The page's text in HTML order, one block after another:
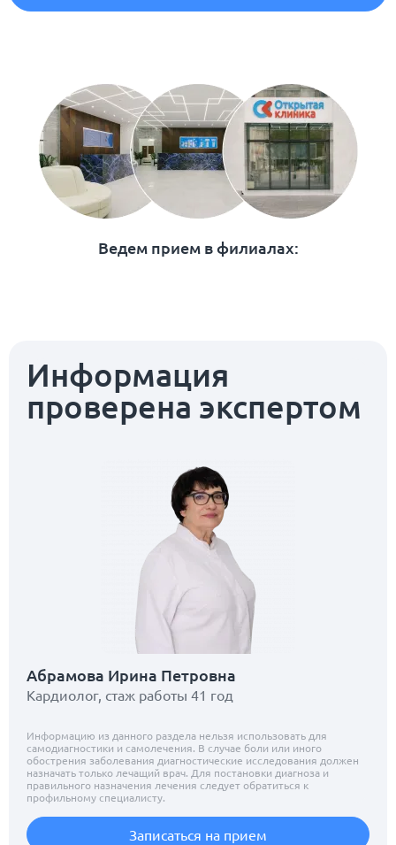
Ведем прием в филиалах:
Информация
проверена экспертом
Абрамова Ирина Петровна
Кардиолог, стаж работы 41 год
Информацию из данного раздела нельзя использовать для
самодиагностики и самолечения. В случае боли или иного
обострения заболевания диагностические исследования должен
назначать только лечащий врач. Для постановки диагноза и
правильного назначения лечения следует обратиться к
профильному специалисту.
Записаться на прием